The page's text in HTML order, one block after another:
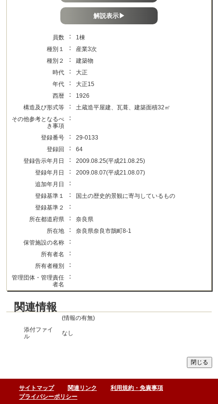
解説表示▶
員数 ：
1棟
種別１
：
産業3次
種別２
：
建築物
時代
：
大正
年代
：
大正15
西暦
：
1926
構造及び形式等
：
土蔵造平屋建、瓦葺、建築面積32㎡
その他参考となるべ
き事項
：
登録番号 ：
29-0133
登録回
：
64
登録告示年月日
：
2009.08.25(平成21.08.25)
登録年月日
：
2009.08.07(平成21.08.07)
追加年月日
：
登録基準１ ：
国土の歴史的景観に寄与しているもの
登録基準２
：
所在都道府県 ：
奈良県
所在地
：
奈良県奈良市鵲町8-1
保管施設の名称
：
所有者名 ：
所有者種別 ：
管理団体・管理責任
者名
：
関連情報
(情報の有無)
添付ファイ
ル
なし
サイトマップ 関連リンク
利用規約・免責事項
プライバシーポリシー